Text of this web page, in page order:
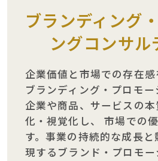
ブランディング
ングコンサル
企業価値と市場での存在
ブランディング・プロモー
企業や商品、サービスの
化・視覚化し、
市場での
す。事業の持続的な成長
現するブランド・プロモ